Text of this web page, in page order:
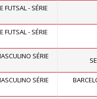
FUTSAL - SÉRIE
FUTSAL - SÉRIE
SÉRIE
SÉRIE